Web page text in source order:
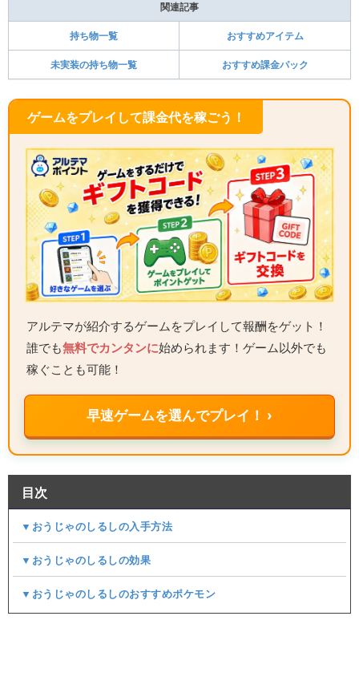
関連記事
持ち物一覧 おすすめアイテム
未実装の持ち物一覧 おすすめ課金パック
ゲームをプレイして課金代を稼ごう！
アルテマが紹介するゲームをプレイして報酬をゲット！
誰でも無料でカンタンに始められます！ゲーム以外でも
稼ぐことも可能！
早速ゲームを選んでプレイ！ ›
目次
▼おうじゃのしるしの入手方法
▼おうじゃのしるしの効果
▼おうじゃのしるしのおすすめポケモン